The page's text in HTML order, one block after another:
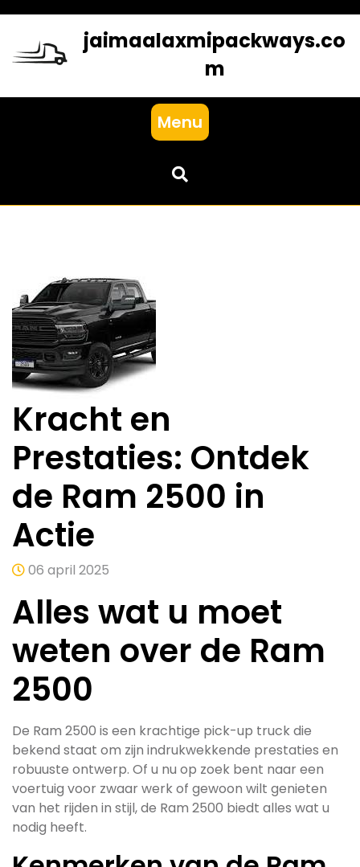
content
jaimaalaxmipackways.co
m
Menu
Kracht en
Prestaties: Ontdek
de Ram 2500 in
Actie
06 april 2025
Alles wat u moet
weten over de Ram
2500
De Ram 2500 is een krachtige pick-up truck die
bekend staat om zijn indrukwekkende prestaties en
robuuste ontwerp. Of u nu op zoek bent naar een
voertuig voor zwaar werk of gewoon wilt genieten
van het rijden in stijl, de Ram 2500 biedt alles wat u
nodig heeft.